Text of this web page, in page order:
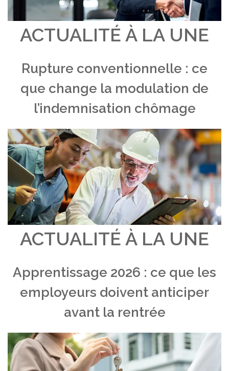
ACTUALITÉ À LA UNE
Rupture conventionnelle : ce
que change la modulation de
l’indemnisation chômage
ACTUALITÉ À LA UNE
Apprentissage 2026 : ce que les
employeurs doivent anticiper
avant la rentrée